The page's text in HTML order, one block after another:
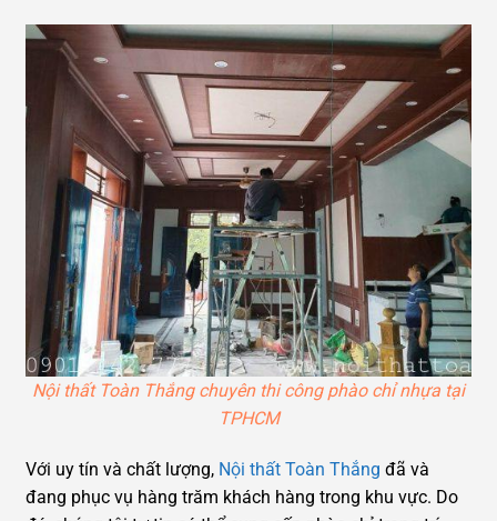
Nội thất Toàn Thắng chuyên thi công phào chỉ nhựa tại
TPHCM
Với uy tín và chất lượng, Nội thất Toàn Thắng đã và
đang phục vụ hàng trăm khách hàng trong khu vực. Do